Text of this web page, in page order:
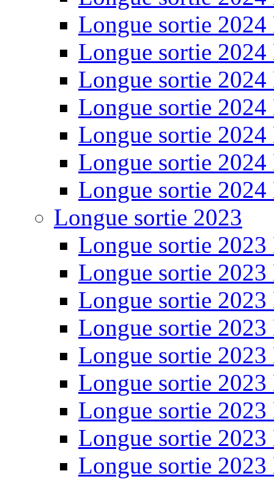
Longue sortie 2024
Longue sortie 2024
Longue sortie 2024
Longue sortie 2024
Longue sortie 2024
Longue sortie 2024
Longue sortie 2024
Longue sortie 2023
Longue sortie 2023
Longue sortie 2023
Longue sortie 2023
Longue sortie 2023
Longue sortie 2023
Longue sortie 2023
Longue sortie 2023
Longue sortie 2023
Longue sortie 2023